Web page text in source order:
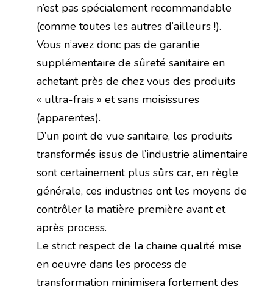
n’est pas spécialement recommandable
(comme toutes les autres d’ailleurs !).
Vous n’avez donc pas de garantie
supplémentaire de sûreté sanitaire en
achetant près de chez vous des produits
« ultra-frais » et sans moisissures
(apparentes).
D’un point de vue sanitaire, les produits
transformés issus de l’industrie alimentaire
sont certainement plus sûrs car, en règle
générale, ces industries ont les moyens de
contrôler la matière première avant et
après process.
Le strict respect de la chaine qualité mise
en oeuvre dans les process de
transformation minimisera fortement des